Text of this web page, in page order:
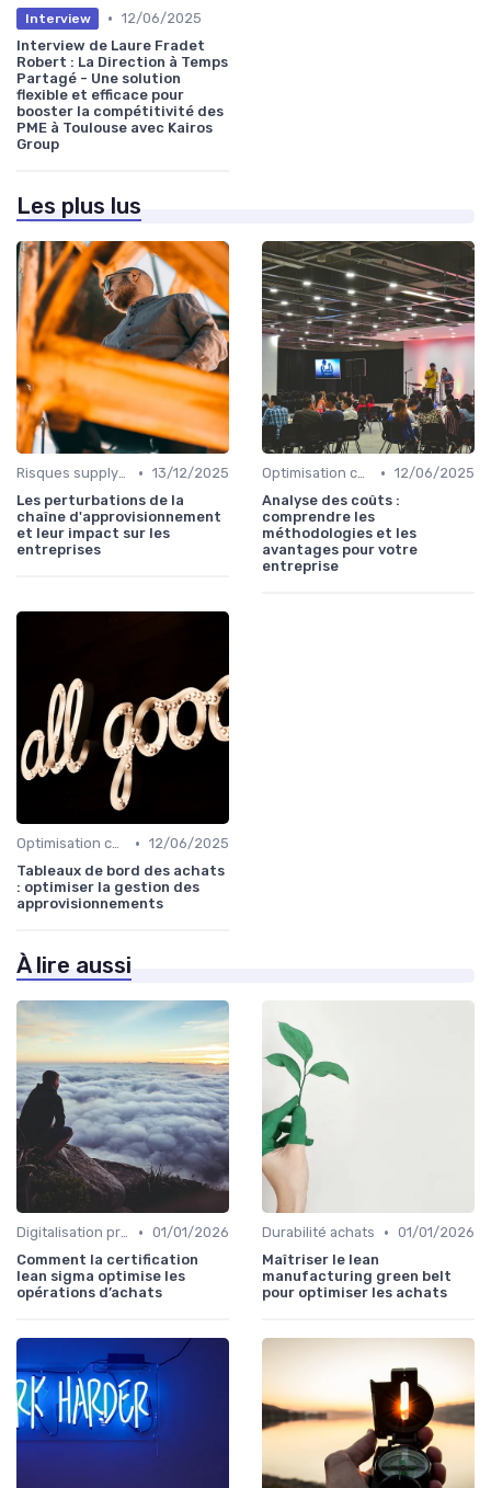
Interview • 12/06/2025
Interview de Laure Fradet
Robert : La Direction à Temps
Partagé - Une solution
flexible et efficace pour
booster la compétitivité des
PME à Toulouse avec Kairos
Group
Les plus lus
Risques supply-chain • 13/12/2025
Les perturbations de la
chaîne d'approvisionnement
et leur impact sur les
entreprises
Optimisation coûts • 12/06/2025
Analyse des coûts :
comprendre les
méthodologies et les
avantages pour votre
entreprise
Optimisation coûts • 12/06/2025
Tableaux de bord des achats
: optimiser la gestion des
approvisionnements
À lire aussi
Digitalisation processus • 01/01/2026
Comment la certification
lean sigma optimise les
opérations d’achats
Durabilité achats • 01/01/2026
Maîtriser le lean
manufacturing green belt
pour optimiser les achats